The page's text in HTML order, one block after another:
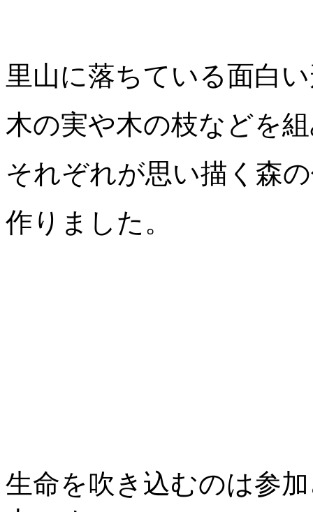
里山に落ちている面白
木の実や木の枝などを
それぞれが思い描く森
作りました。
生命を吹き込むのは参